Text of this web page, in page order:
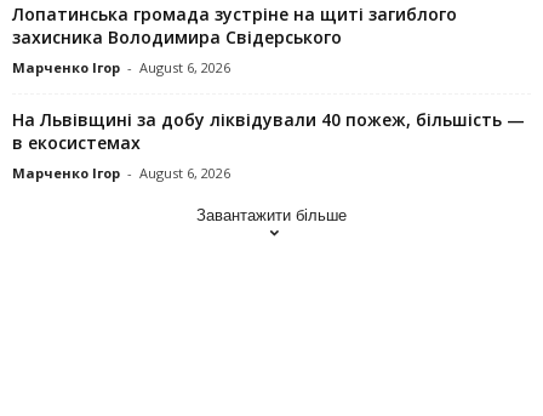
Лопатинська громада зустріне на щиті загиблого
захисника Володимира Свідерського
Марченко Ігор - August 6, 2026
На Львівщині за добу ліквідували 40 пожеж, більшість —
в екосистемах
Марченко Ігор - August 6, 2026
Завантажити більше